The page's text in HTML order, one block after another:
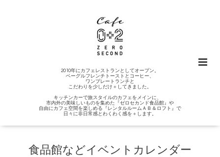
2010年にカフェレストランとしてオープン。
ベーグルフレンチトーストとコーヒー、
ワンプレートランチと
こだわりを少しだけ＋してきました。
キッチンカーで旅スタイルのカフェをメインに、
市内外の美味しいものを集めた『ゼロセカンド食品館』や
自由にカフェ空間を楽しめる『レンタルルームＡＢ＆ロフト』で
日々に非日常感とわくわく感を＋します。
食品館などイベントカレンダー